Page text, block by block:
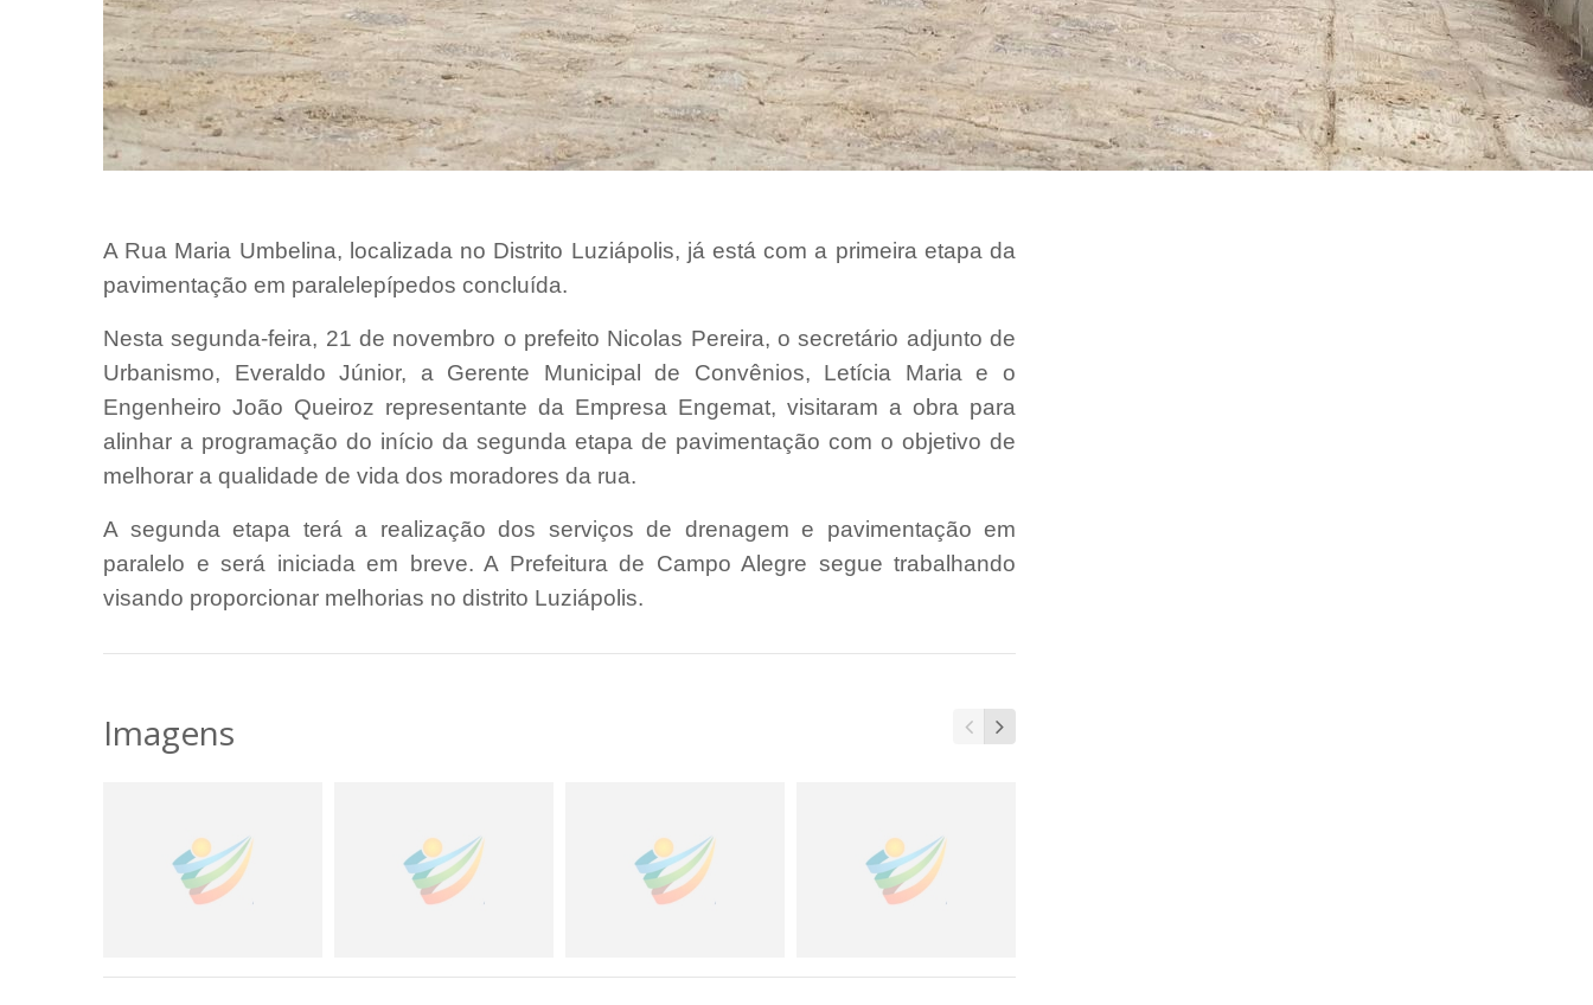
A Rua Maria Umbelina, localizada no Distrito Luziápolis, já está com a primeira etapa da
pavimentação em paralelepípedos concluída.
Nesta segunda-feira, 21 de novembro o prefeito Nicolas Pereira, o secretário adjunto de
Urbanismo, Everaldo Júnior, a Gerente Municipal de Convênios, Letícia Maria e o
Engenheiro João Queiroz representante da Empresa Engemat, visitaram a obra para
alinhar a programação do início da segunda etapa de pavimentação com o objetivo de
melhorar a qualidade de vida dos moradores da rua.
A segunda etapa terá a realização dos serviços de drenagem e pavimentação em
paralelo e será iniciada em breve. A Prefeitura de Campo Alegre segue trabalhando
visando proporcionar melhorias no distrito Luziápolis.
Imagens